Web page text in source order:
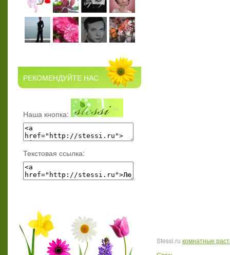
РЕКОМЕНДУЙТЕ НАС
Наша кнопка:
Текстовая ссылка:
Stessi.ru комнатные